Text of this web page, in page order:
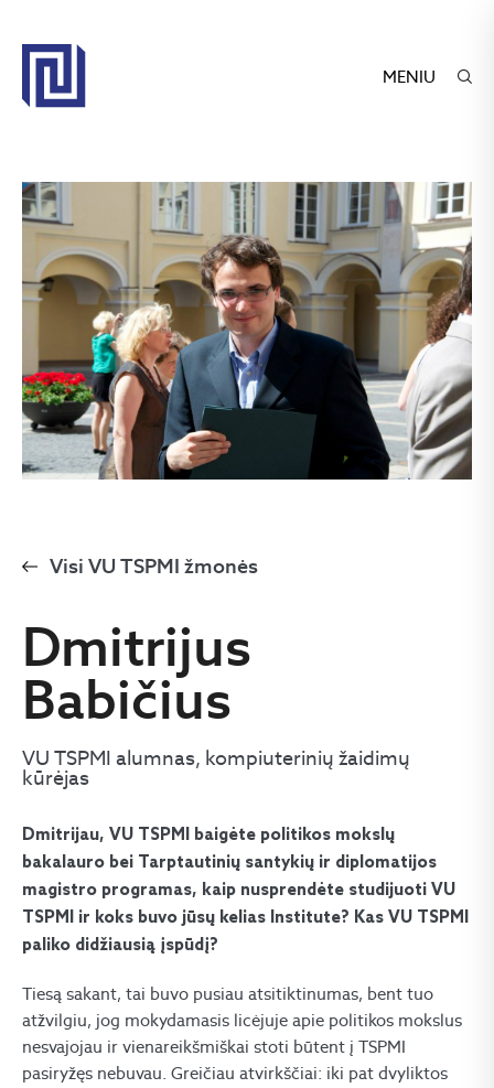
MENIU
Visi VU TSPMI žmonės
Dmitrijus
Babičius
VU TSPMI alumnas, kompiuterinių žaidimų
kūrėjas
Dmitrijau, VU TSPMI baigėte politikos mokslų
bakalauro bei Tarptautinių santykių ir diplomatijos
magistro programas, kaip nusprendėte studijuoti VU
TSPMI ir koks buvo jūsų kelias Institute? Kas VU TSPMI
paliko didžiausią įspūdį?
Tiesą sakant, tai buvo pusiau atsitiktinumas, bent tuo
atžvilgiu, jog mokydamasis licėjuje apie politikos mokslus
nesvajojau ir vienareikšmiškai stoti būtent į TSPMI
pasiryžęs nebuvau. Greičiau atvirkščiai: iki pat dvyliktos